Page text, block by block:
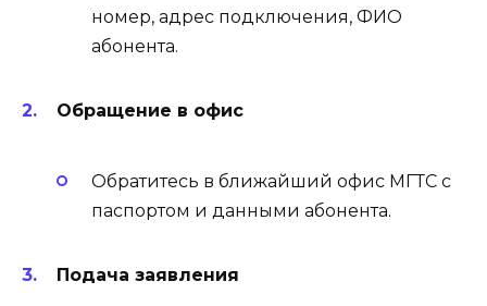
номер, адрес подключения, ФИО
абонента.
Обращение в офис
Обратитесь в ближайший офис МГТС с
паспортом и данными абонента.
Подача заявления